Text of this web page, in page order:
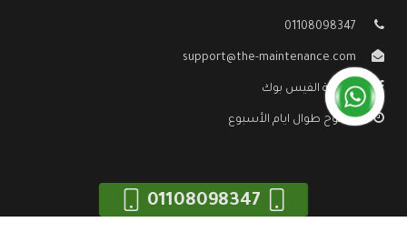
01108098347
support@the-maintenance.com
صفحة الفيس بوك
مفتوح طوال ايام الأسبوع
01108098347